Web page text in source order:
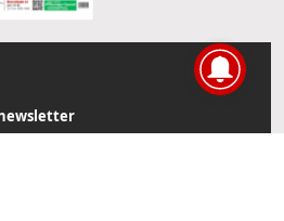
de actualidad directamente en